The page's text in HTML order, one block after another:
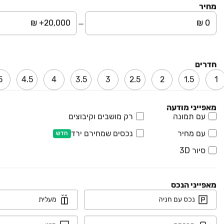
מחיר
חדרים
1
1.5
2
2.5
3
3.5
4
4.5
מאפייני מודעה
עם תמונה
רק מושבים וקיבוצים
עם מחיר
נכסים שמחירם ירד חדש
סיור 3D
מאפייני הנכס
נכס עם חניה מעלית
נדל"ן
מוצרים
עוד באתר